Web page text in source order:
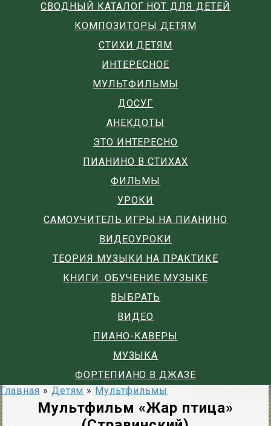
СВОДНЫЙ КАТАЛОГ НОТ ДЛЯ ДЕТЕЙ
КОМПОЗИТОРЫ ДЕТЯМ
СТИХИ ДЕТЯМ
ИНТЕРЕСНОЕ
МУЛЬТФИЛЬМЫ
ДОСУГ
АНЕКДОТЫ
ЭТО ИНТЕРЕСНО
ПИАНИНО В СТИХАХ
ФИЛЬМЫ
УРОКИ
САМОУЧИТЕЛЬ ИГРЫ НА ПИАНИНО
ВИДЕОУРОКИ
ТЕОРИЯ МУЗЫКИ НА ПРАКТИКЕ
КНИГИ: ОБУЧЕНИЕ МУЗЫКЕ
ВЫБРАТЬ
ВИДЕО
ПИАНО-КАВЕРЫ
МУЗЫКА
ФОРТЕПИАНО В ДЖАЗЕ
Главная » Детям » Мультфильмы
Мультфильм «Жар птица»